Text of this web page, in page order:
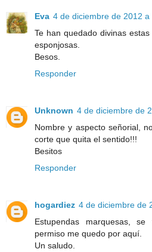
Eva 4 de diciembre de 2012 a
Te han quedado divinas
esponjosas.
Besos.
Responder
Unknown 4 de diciembre de
Nombre y aspecto señorial,
corte que quita el sentido!!!
Besitos
Responder
hogardiez 4 de diciembre de
Estupendas marquesas,
permiso me quedo por aquí.
Un saludo.